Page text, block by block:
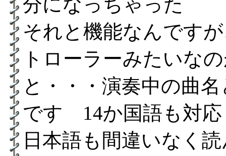
それと機能なんです
トローラーみたいな
と・・・演奏中の曲
です 14か国語も対応
日本語も間違いなく